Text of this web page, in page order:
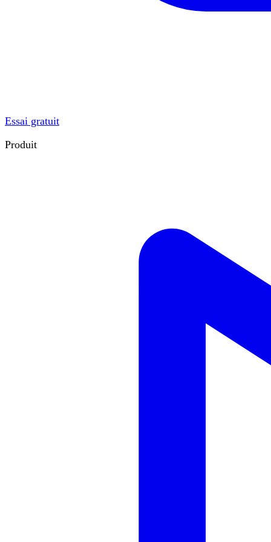
Essai gratuit
Produit